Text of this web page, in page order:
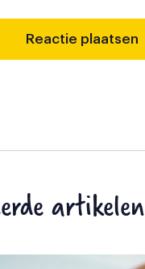
artikelen